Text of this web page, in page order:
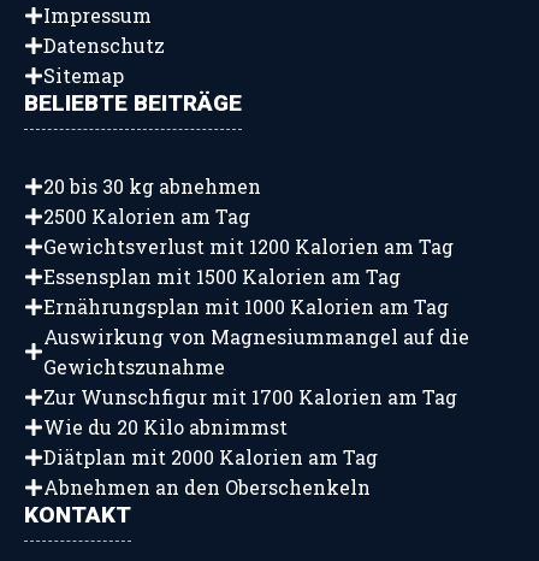
Impressum
Datenschutz
Sitemap
BELIEBTE BEITRÄGE
20 bis 30 kg abnehmen
2500 Kalorien am Tag
Gewichtsverlust mit 1200 Kalorien am Tag
Essensplan mit 1500 Kalorien am Tag
Ernährungsplan mit 1000 Kalorien am Tag
Auswirkung von Magnesiummangel auf die
Gewichtszunahme
Zur Wunschfigur mit 1700 Kalorien am Tag
Wie du 20 Kilo abnimmst
Diätplan mit 2000 Kalorien am Tag
Abnehmen an den Oberschenkeln
KONTAKT